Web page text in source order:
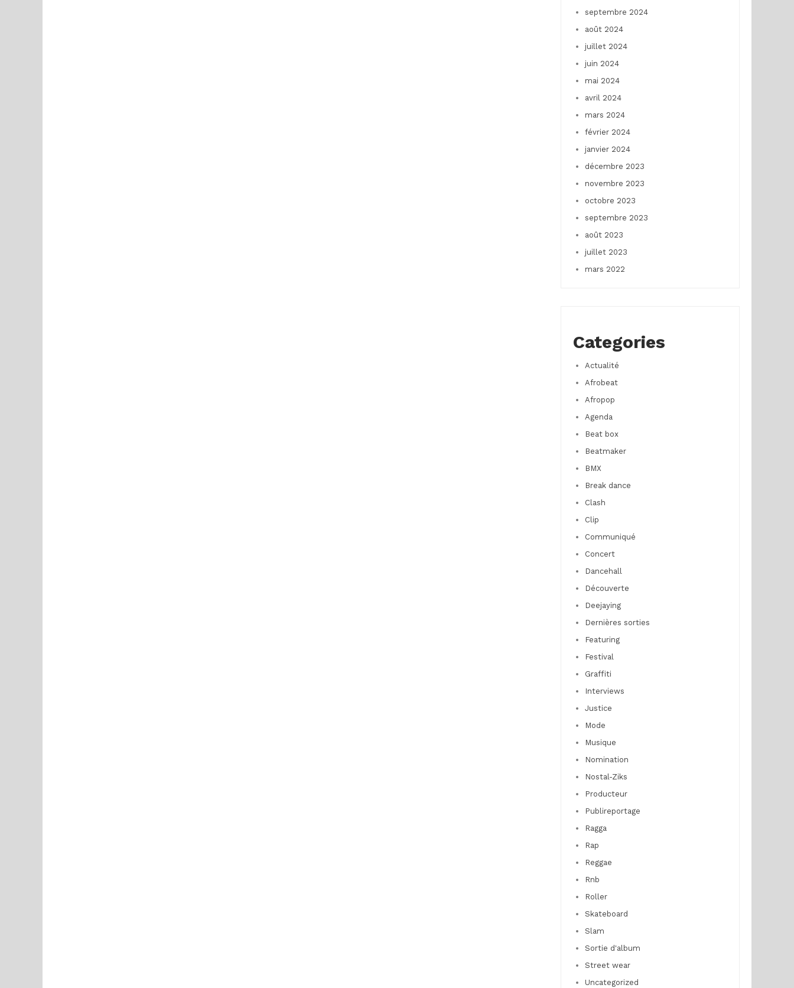
septembre 2024
août 2024
juillet 2024
juin 2024
mai 2024
avril 2024
mars 2024
février 2024
janvier 2024
décembre 2023
novembre 2023
octobre 2023
septembre 2023
août 2023
juillet 2023
mars 2022
Categories
Actualité
Afrobeat
Afropop
Agenda
Beat box
Beatmaker
BMX
Break dance
Clash
Clip
Communiqué
Concert
Dancehall
Découverte
Deejaying
Dernières sorties
Featuring
Festival
Graffiti
Interviews
Justice
Mode
Musique
Nomination
Nostal-Ziks
Producteur
Publireportage
Ragga
Rap
Reggae
Rnb
Roller
Skateboard
Slam
Sortie d'album
Street wear
Uncategorized